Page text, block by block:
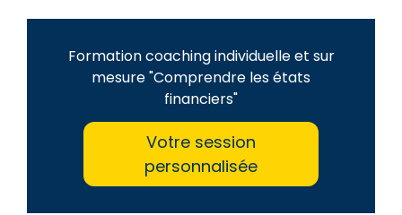
Formation coaching individuelle et sur
mesure "Comprendre les états
financiers"
Votre session
personnalisée